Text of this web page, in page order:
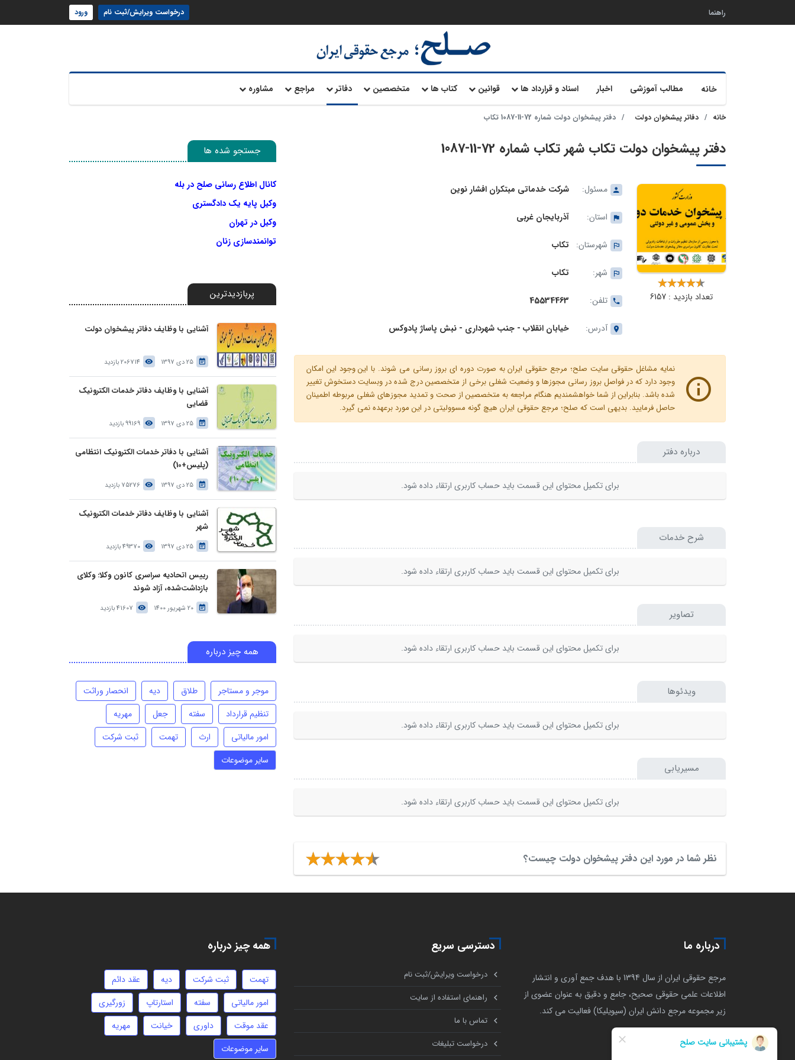
راهنما درخواست ویرایش/ثبت نام ورود
خانه مطالب آموزشی اخبار اسناد و قرارداد ها قوانین کتاب ها متخصصین دفاتر مراجع مشاوره
خانه دفاتر پیشخوان دولت دفتر پیشخوان دولت شماره 72-11-1087 تکاب
دفتر پیشخوان دولت تکاب شهر تکاب شماره 72-11-1087
تعداد بازدید : 6157
مسئول: شرکت خدماتی مبتکران افشار نوین
استان: آذربایجان غربی
شهرستان: تکاب
شهر: تکاب
تلفن: 45534463
آدرس: خیابان انقلاب - جنب شهرداری - نبش پاساژ پادوکس
نمایه مشاغل حقوقی سایت صلح؛ مرجع حقوقی ایران به صورت دوره ای بروز رسانی می شوند. با این وجود این امکان
وجود دارد که در فواصل بروز رسانی مجوزها و وضعیت شغلی برخی از متخصصین درج شده در وبسایت دستخوش تغییر
شده باشد. بنابراین از شما خواهشمندیم هنگام مراجعه به متخصصین از صحت و تمدید مجوزهای شغلی مربوطه اطمینان
حاصل فرمایید. بدیهی است که صلح؛ مرجع حقوقی ایران هیچ گونه مسوولیتی در این مورد برعهده نمی گیرد.
درباره دفتر
برای تکمیل محتوای این قسمت باید حساب کاربری ارتقاء داده شود.
شرح خدمات
برای تکمیل محتوای این قسمت باید حساب کاربری ارتقاء داده شود.
تصاویر
برای تکمیل محتوای این قسمت باید حساب کاربری ارتقاء داده شود.
ویدئوها
برای تکمیل محتوای این قسمت باید حساب کاربری ارتقاء داده شود.
مسیریابی
برای تکمیل محتوای این قسمت باید حساب کاربری ارتقاء داده شود.
نظر شما در مورد این دفتر پیشخوان دولت چیست؟
جستجو شده ها
کانال اطلاع رسانی صلح در بله
وکیل پایه یک دادگستری
وکیل در تهران
توانمندسازی زنان
پربازدیدترین
آشنایی با وظایف دفاتر پیشخوان دولت
25 دی 1397 206714 بازدید
آشنایی با وظایف دفاتر خدمات الکترونیک
قضایی
25 دی 1397 99169 بازدید
آشنایی با دفاتر خدمات الکترونیک انتظامی
(پلیس+10)
25 دی 1397 75276 بازدید
آشنایی با وظایف دفاتر خدمات الکترونیک
شهر
25 دی 1397 49370 بازدید
رییس اتحادیه سراسری کانون وکلا: وکلای
بازداشت‌شده، آزاد شوند
20 شهریور 1400 41607 بازدید
همه چیز درباره
موجر و مستاجر طلاق دیه
انحصار وراثت
تنظیم قرارداد
سفته جعل
مهریه
امور مالیاتی
ارث تهمت
ثبت شرکت
سایر موضوعات
درباره ما
مرجع حقوقی ایران از سال 1394 با هدف جمع آوری و انتشار
اطلاعات علمی حقوقی صحیح، جامع و دقیق به عنوان عضوی از
زیر مجموعه مرجع دانش ایران (سیویلیکا) فعالیت می کند.
دسترسی سریع
درخواست ویرایش/ثبت نام
راهنمای استفاده از سایت
تماس با ما
درخواست تبلیغات
همه چیز درباره
تهمت ثبت شرکت دیه
عقد دائم
امور مالیاتی
سفته استارتاپ
زورگیری
عقد موقت
داوری خیانت
مهریه
سایر موضوعات